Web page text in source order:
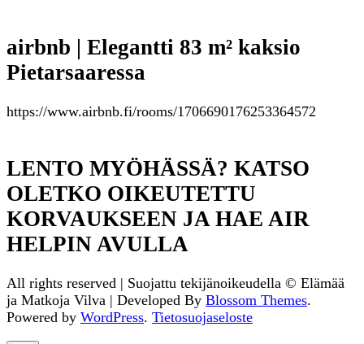
airbnb | Elegantti 83 m² kaksio
Pietarsaaressa
https://www.airbnb.fi/rooms/1706690176253364572
LENTO MYÖHÄSSÄ? KATSO
OLETKO OIKEUTETTU
KORVAUKSEEN JA HAE AIR
HELPIN AVULLA
All rights reserved | Suojattu tekijänoikeudella © Elämää
ja Matkoja Vilva | Developed By Blossom Themes.
Powered by WordPress. Tietosuojaseloste